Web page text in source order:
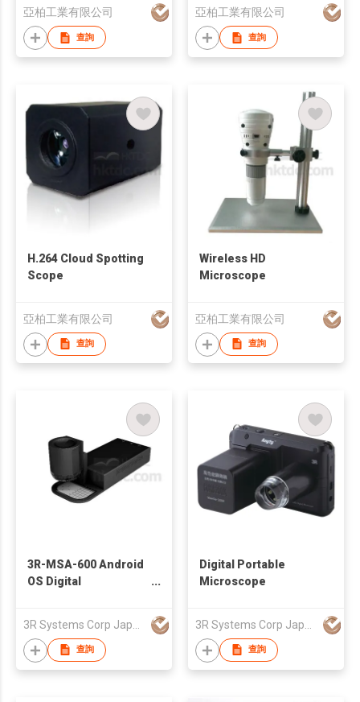
亞柏工業有限公司
查詢
亞柏工業有限公司
查詢
H.264 Cloud Spotting
Scope
亞柏工業有限公司
查詢
Wireless HD
Microscope
亞柏工業有限公司
查詢
3R-MSA-600 Android
OS Digital
查詢
Digital Portable
Microscope
查詢